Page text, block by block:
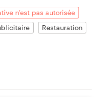
n'est pas autorisée
Restauration